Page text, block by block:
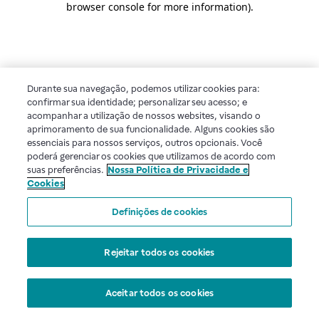
browser console for more information).
Durante sua navegação, podemos utilizar cookies para:
confirmar sua identidade; personalizar seu acesso; e
acompanhar a utilização de nossos websites, visando o
aprimoramento de sua funcionalidade. Alguns cookies são
essenciais para nossos serviços, outros opcionais. Você
poderá gerenciar os cookies que utilizamos de acordo com
suas preferências. Nossa Política de Privacidade e
Cookies
Definições de cookies
Rejeitar todos os cookies
Aceitar todos os cookies